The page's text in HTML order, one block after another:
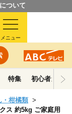
ついて
メニュー
特集 初心者ガイド
・柑橘類
ス 約5kg ご家庭用